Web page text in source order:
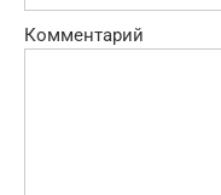
Комментарий